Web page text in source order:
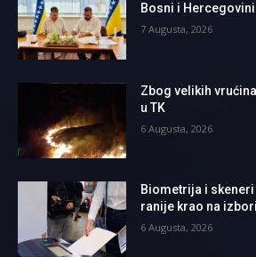
Bosni i
7 Augusta, 2026
Zbog velikih
u TK
6 Augusta, 2026
Biometrija i
ranije krao na
6 Augusta, 2026